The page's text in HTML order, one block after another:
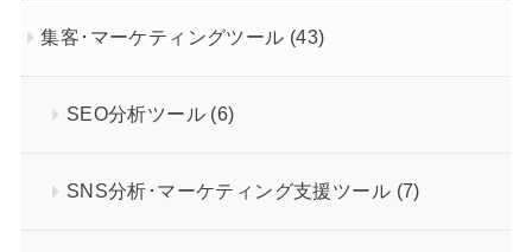
集客･マーケティングツール (43)
SEO分析ツール (6)
SNS分析･マーケティング支援ツール (7)